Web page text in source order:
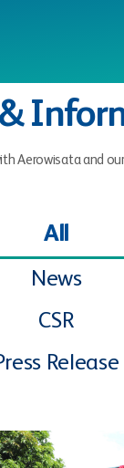
Aerowisata and
All
News
CSR
Release